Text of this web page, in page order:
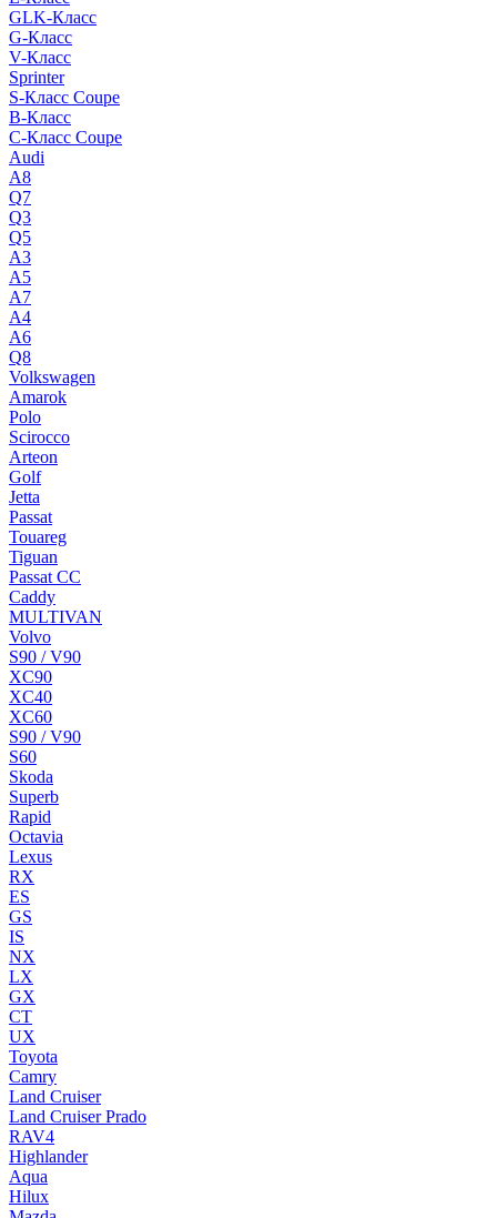
GLK-Класс
G-Класс
V-Класс
Sprinter
S-Класс Сoupe
B-Класс
C-Класс Coupe
Audi
A8
Q7
Q3
Q5
A3
A5
A7
A4
A6
Q8
Volkswagen
Amarok
Polo
Scirocco
Arteon
Golf
Jetta
Passat
Touareg
Tiguan
Passat CC
Caddy
MULTIVAN
Volvo
S90 / V90
XC90
XC40
XC60
S90 / V90
S60
Skoda
Superb
Rapid
Octavia
Lexus
RX
ES
GS
IS
NX
LX
GX
CT
UX
Toyota
Camry
Land Cruiser
Land Cruiser Prado
RAV4
Highlander
Aqua
Hilux